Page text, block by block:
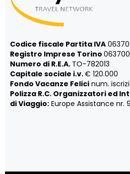
Codice fiscale Partita IVA
Registro Imprese Torino
Numero di R.E.A. TO-782013
Capitale sociale i.v.€ 120.000
Fondo Vacanze Felici num.
Polizza R.C. Organizzatori ed
di Viaggio: Europe Assistance nr.